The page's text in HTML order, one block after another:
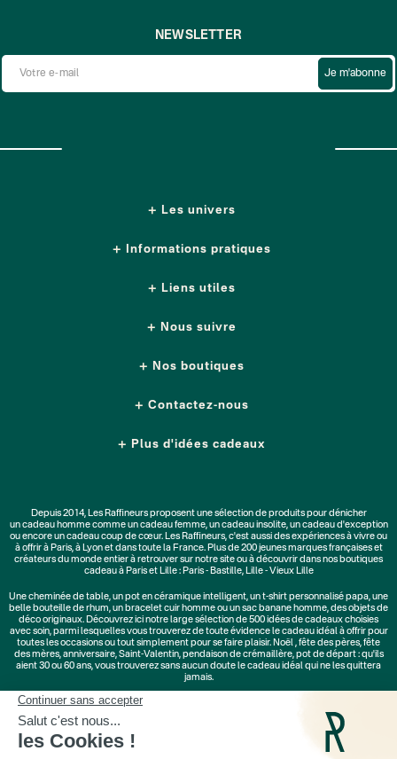
Les univers
Informations pratiques
Liens utiles
NEWSLETTER
Je m'abonne
Nous suivre
Nos boutiques
Contactez-nous
Plus d'idées cadeaux
Depuis 2014, Les Raffineurs proposent une sélection de produits pour dénicher
uncadeau hommecomme un cadeau femme, uncadeau insolite, uncadeau d'exception
ou encore un cadeau coup de cœur. Les Raffineurs, c'est aussi desexpériences à vivreou
à offrir à Paris, à Lyon et dans toute la France. Plus de200 jeunes marquesfrançaises et
créateurs du monde entier à retrouver sur notre site ou à découvrir dans nos boutiques
cadeau à Paris et Lille : Paris - Bastille, Lille - Vieux Lille
Unecheminée de table, unpot en céramique intelligent, unt-shirt personnalisé papa, une
belle bouteille de rhum, un bracelet cuir hommeou unsac banane homme, desobjets de
déco originaux. Découvrez ici notre large sélection de500 idées de cadeauxchoisies
avec soin, parmi lesquelles vous trouverez de toute évidence le cadeau idéal à offrir pour
toutes les occasions ou tout simplement pour se faire plaisir. Noël,fête des pères,fête
des mères,anniversaire,Saint-Valentin,pendaison de crémaillère, pot de départ : qu'ils
aient 30 ou 60 ans, vous trouverez sans aucun doute le cadeau idéal qui ne les quittera
jamais.
Cadeaux Saint-Valentin|Cadeaux Fête des Grands-Mères
Cadeaux Fête des Pères
Cadeaux Secret Santa